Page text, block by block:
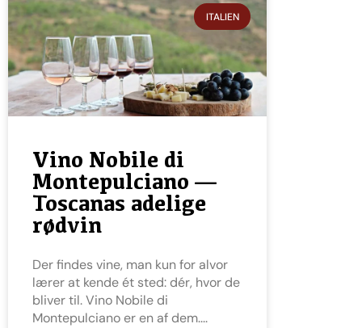
ITALIEN
Vino Nobile di
Montepulciano —
Toscanas adelige
rødvin
Der findes vine, man kun for alvor
lærer at kende ét sted: dér, hvor de
bliver til. Vino Nobile di
Montepulciano er en af dem.